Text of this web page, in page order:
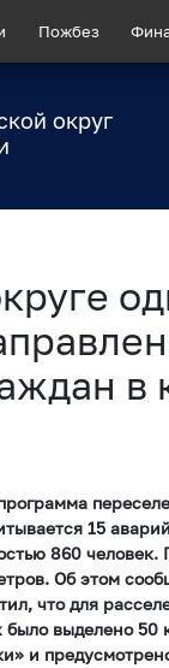
Пожбез
округ
в
15
860 человек.
Об этом
что для
выделено 50
и